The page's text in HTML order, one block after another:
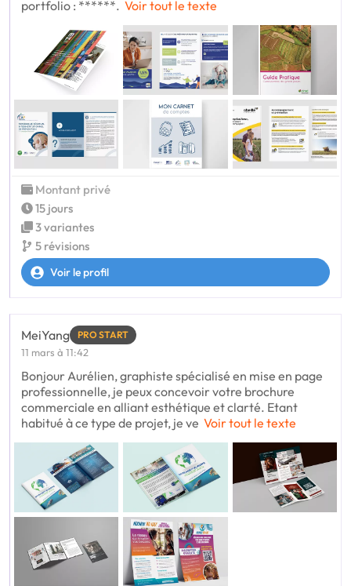
portfolio : ******. Voir tout le texte
Montant privé
15 jours
3 variantes
5 révisions
Voir le profil
MeiYang PRO START
11 mars à 11:42
Bonjour Aurélien, graphiste spécialisé en mise en page
professionnelle, je peux concevoir votre brochure
commerciale en alliant esthétique et clarté. Etant
habitué à ce type de projet, je ve Voir tout le texte